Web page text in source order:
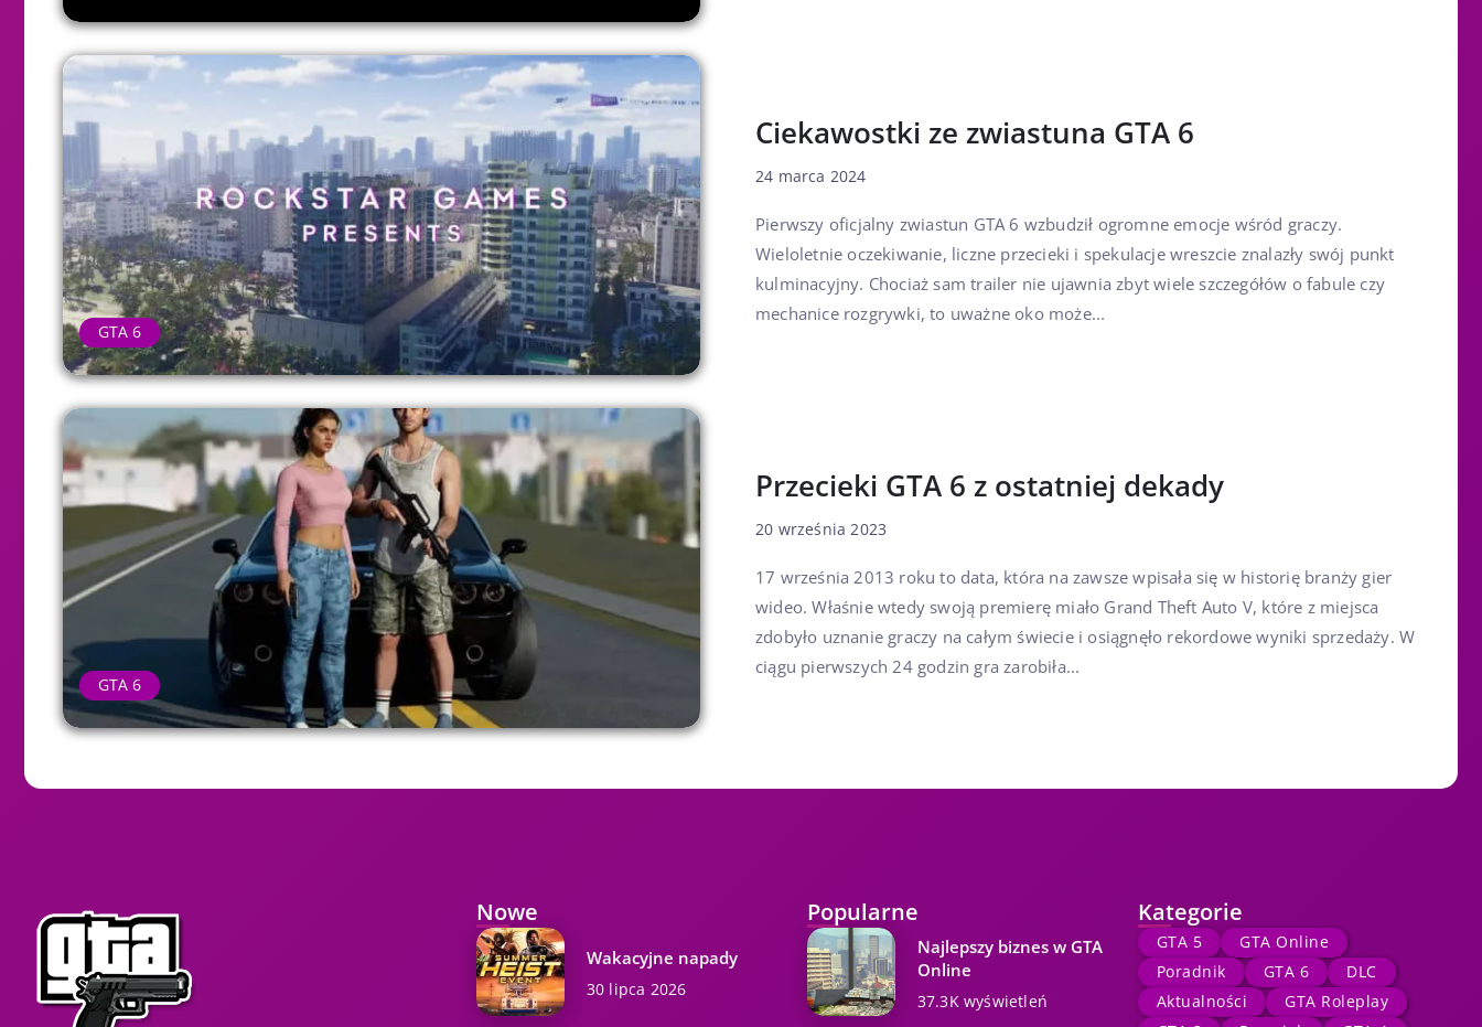
GTA 6
Ciekawostki ze zwiastuna GTA 6
24 marca 2024
Pierwszy oficjalny zwiastun GTA 6 wzbudził ogromne emocje wśród graczy.
Wieloletnie oczekiwanie, liczne przecieki i spekulacje wreszcie znalazły swój punkt
kulminacyjny. Chociaż sam trailer nie ujawnia zbyt wiele szczegółów o fabule czy
mechanice rozgrywki, to uważne oko może...
GTA 6
Przecieki GTA 6 z ostatniej dekady
20 września 2023
17 września 2013 roku to data, która na zawsze wpisała się w historię branży gier
wideo. Właśnie wtedy swoją premierę miało Grand Theft Auto V, które z miejsca
zdobyło uznanie graczy na całym świecie i osiągnęło rekordowe wyniki sprzedaży. W
ciągu pierwszych 24 godzin gra zarobiła...
Nowe
Wakacyjne napady
30 lipca 2026
Popularne
Najlepszy biznes w GTA
Online
37.3K wyświetleń
Kategorie
GTA 5
GTA Online
Poradnik
GTA 6
DLC
Aktualności
GTA Roleplay